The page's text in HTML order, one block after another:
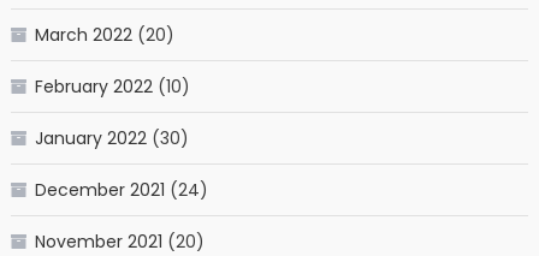
March 2022(20)
February 2022(10)
January 2022(30)
December 2021 (24)
November 2021 (20)